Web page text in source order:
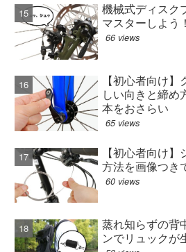
機械式ディスク
マスターしよう！
66 views
【初心者向け
しい向きと締め
本をおさらい
65 views
【初心者向け
方法を画像つき
60 views
蒸れ知らずの背
ンでリュックが